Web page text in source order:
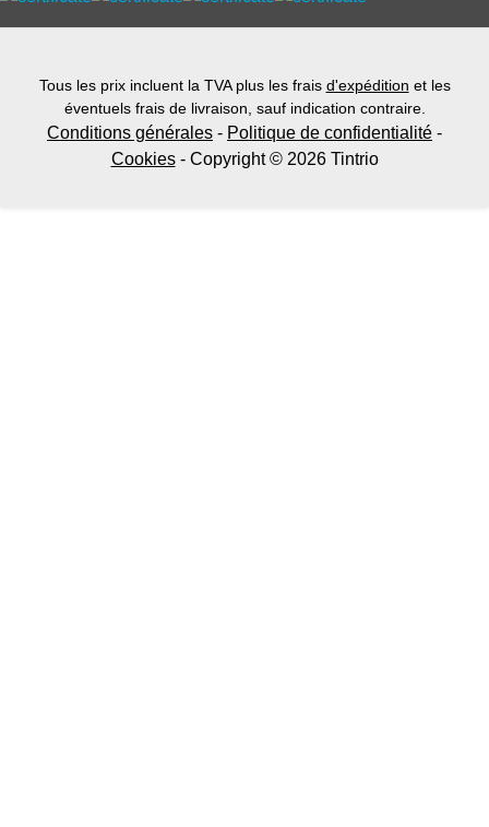
Tous les prix incluent la TVA plus les frais d'expédition et les
éventuels frais de livraison, sauf indication contraire.
Conditions générales - Politique de confidentialité -
Cookies- Copyright © 2026 Tintrio